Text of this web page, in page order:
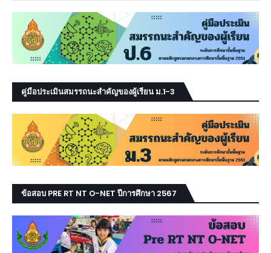
คู่มือประเมินสมรรถนะสำคัญของผู้เรียน ม.1-3
ข้อสอบ PRE RT NT O-NET ปีการศึกษา 2567